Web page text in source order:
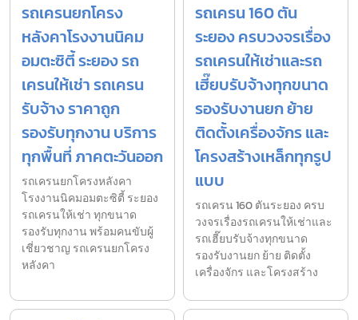
รถเครนยกโครง
หลังคาโรงงานนิคม
อมตะซิตี้ ระยอง รถ
เครนให้เช่า รถเครน
รับจ้าง ราคาถูก
รองรับทุกงาน บริการ
ทุกพื้นที่ ภาคตะวันออก
รถเครนยกโครงหลังคา
โรงงานนิคมอมตะซิตี้ ระยอง
รถเครนให้เช่า ทุกขนาด
รองรับทุกงาน พร้อมคนขับผู้
เชี่ยวชาญ รถเครนยกโครง
หลังคา
รถเครน 160 ตัน
ระยอง ครบวงจรเรื่อง
รถเครนให้เช่าและรถ
เฮี๊ยบรับจ้างทุกขนาด
รองรับงานยก ย้าย
ติดตั้งเครื่องจักร และ
โครงสร้างเหล็กทุกรูป
แบบ
รถเครน 160 ตันระยอง ครบ
วงจรเรื่องรถเครนให้เช่าและ
รถเฮี๊ยบรับจ้างทุกขนาด
รองรับงานยก ย้าย ติดตั้ง
เครื่องจักร และโครงสร้าง